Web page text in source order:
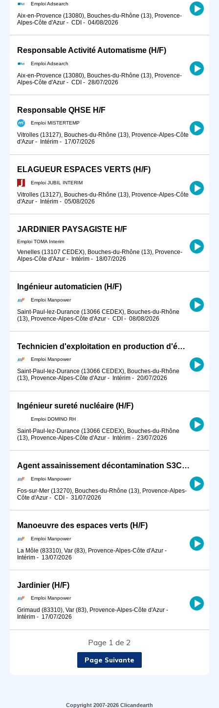
Emploi Adsearch
Aix-en-Provence (13080), Bouches-du-Rhône (13), Provence-
Alpes-Côte d'Azur - CDI - 04/08/2026
Responsable Activité Automatisme (H/F)
Emploi Adsearch
Aix-en-Provence (13080), Bouches-du-Rhône (13), Provence-
Alpes-Côte d'Azur - CDI - 28/07/2026
Responsable QHSE H/F
Emploi MISTERTEMP
Vitrolles (13127), Bouches-du-Rhône (13), Provence-Alpes-Côte
d'Azur - Intérim - 17/07/2026
ELAGUEUR ESPACES VERTS (H/F)
Emploi JUBIL INTERIM
Vitrolles (13127), Bouches-du-Rhône (13), Provence-Alpes-Côte
d'Azur - Intérim - 05/08/2026
JARDINIER PAYSAGISTE H/F
Emploi TOMA Interim
Venelles (13107 CEDEX), Bouches-du-Rhône (13), Provence-
Alpes-Côte d'Azur - Intérim - 18/07/2026
Ingénieur automaticien (H/F)
Emploi Manpower
Saint-Paul-lez-Durance (13066 CEDEX), Bouches-du-Rhône
(13), Provence-Alpes-Côte d'Azur - CDI - 08/08/2026
Technicien d'exploitation en production d'énergie (H/F)
Emploi Manpower
Saint-Paul-lez-Durance (13066 CEDEX), Bouches-du-Rhône
(13), Provence-Alpes-Côte d'Azur - Intérim - 20/07/2026
Ingénieur sureté nucléaire (H/F)
Emploi DOMINO RH
Saint-Paul-lez-Durance (13066 CEDEX), Bouches-du-Rhône
(13), Provence-Alpes-Côte d'Azur - Intérim - 23/07/2026
Agent assainissement décontamination S3C (H/F)
Emploi Manpower
Fos-sur-Mer (13270), Bouches-du-Rhône (13), Provence-Alpes-
Côte d'Azur - CDI - 31/07/2026
Manoeuvre des espaces verts (H/F)
Emploi Manpower
La Môle (83310), Var (83), Provence-Alpes-Côte d'Azur -
Intérim - 13/07/2026
Jardinier (H/F)
Emploi Manpower
Grimaud (83310), Var (83), Provence-Alpes-Côte d'Azur -
Intérim - 17/07/2026
Page 1 de 2
Page Suivante
Copyright 2007-2026 Clicandearth